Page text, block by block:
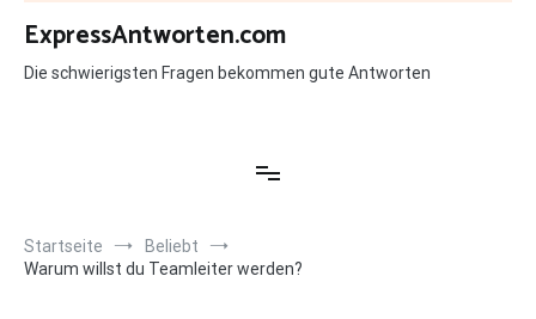
Zum
Inhalt
springen
ExpressAntworten.com
Die schwierigsten Fragen bekommen gute Antworten
Startseite
Beliebt
Warum willst du Teamleiter werden?